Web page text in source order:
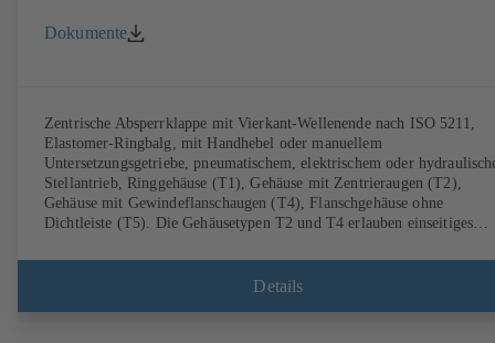
Dokumente
Zentrische Absperrklappe mit Vierkant-Wellenende nach ISO 5211,
Elastomer-Ringbalg, mit Handhebel oder manuellem
Untersetzungsgetriebe, pneumatischem, elektrischem oder
Stellantrieb, Ringgehäuse (T1), Gehäuse mit Zentrieraugen (T2),
Gehäuse mit Gewindeflanschaugen (T4), Flanschgehäuse ohne
Dichtleiste (T5). Die Gehäusetypen T2 und T4 erlauben einseitiges
Anschlüsse nach EN, ASME, JIS.
Details